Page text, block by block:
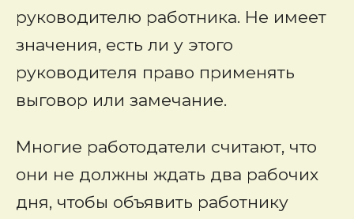
руководителю работника. Не имеет
значения, есть ли у этого
руководителя право применять
выговор или замечание.
Многие работодатели считают, что
они не должны ждать два рабочих
дня, чтобы объявить работнику